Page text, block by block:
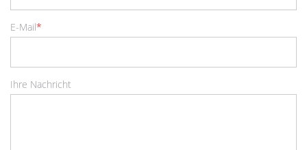
E-Mail*
Ihre Nachricht